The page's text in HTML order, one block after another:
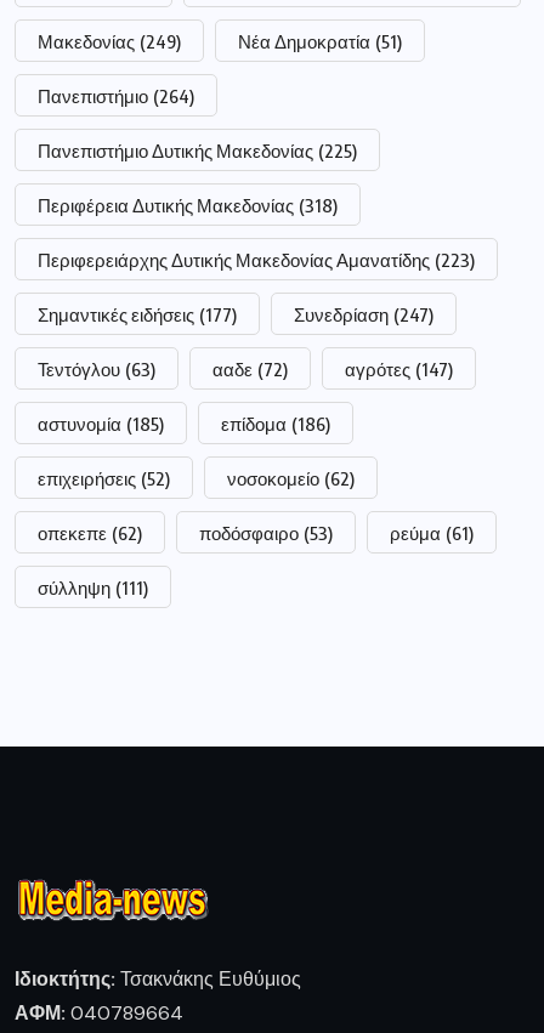
Μακεδονίας (249) Νέα Δημοκρατία (51)
Πανεπιστήμιο (264)
Πανεπιστήμιο Δυτικής Μακεδονίας (225)
Περιφέρεια Δυτικής Μακεδονίας (318)
Περιφερειάρχης Δυτικής Μακεδονίας Αμανατίδης (223)
Σημαντικές ειδήσεις (177) Συνεδρίαση (247)
Τεντόγλου (63) ααδε (72) αγρότες (147)
αστυνομία (185) επίδομα (186)
επιχειρήσεις (52) νοσοκομείο (62)
οπεκεπε (62) ποδόσφαιρο (53) ρεύμα (61)
σύλληψη (111)
Ιδιοκτήτης: Τσακνάκης Ευθύμιος
ΑΦΜ: 040789664